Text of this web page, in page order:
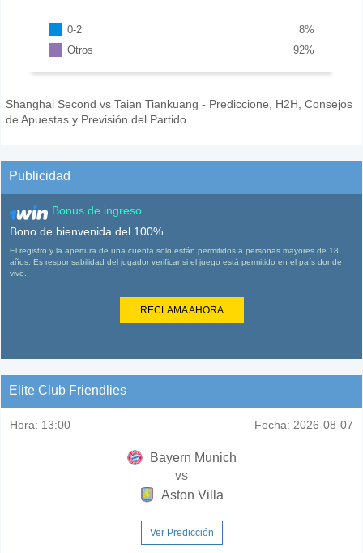
0-2 %
8
Otros
%
92
Shanghai Second vs Taian Tiankuang - Prediccione, H2H, Consejos
de Apuestas y Previsión del Partido
Publicidad
Bonus de ingreso
Bono de bienvenida del 100%
El registro y la apertura de una cuenta solo están permitidos a personas mayores de 18
años. Es responsabilidad del jugador verificar si el juego está permitido en el país donde
vive.
RECLAMA AHORA
Elite Club Friendlies
Hora: 13:00 Fecha: 2026-08-07
Bayern Munich
vs
Aston Villa
Ver Predicción